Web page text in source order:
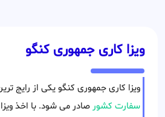
ویزا کاری جمهوری کنگو
ویزا کاری جمهوری کنگو یکی از رایج
سفارت کشور صادر می شود. با اخذ